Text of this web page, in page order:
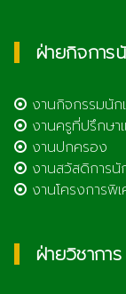
ฝ่ายกิจการ
งานกิจกรรมนั
งานครูที่ปรึกษา
งานปกครอง
งานสวัสดิการ
งานโครงการพิ
ฝ่ายวิชาการ